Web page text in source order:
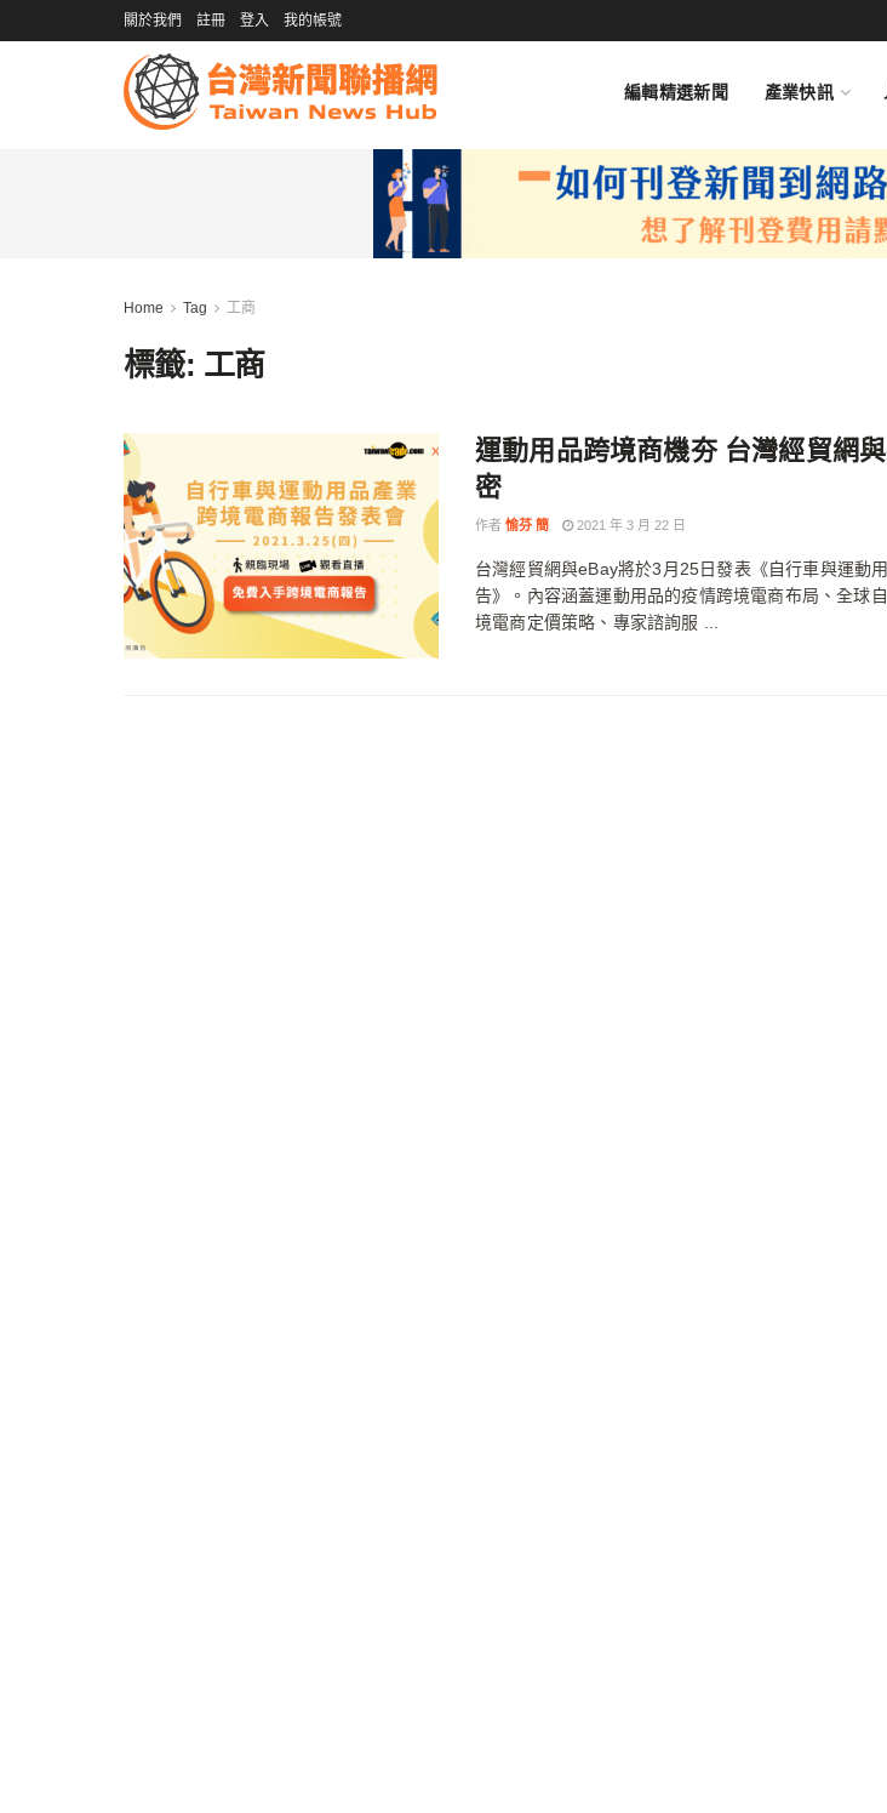
關於我們 註冊 登入 我的帳號
編輯精選新聞 產業快訊
Home Tag 工商
標籤: 工商
運動用品跨境商機夯 台灣經貿網
密
作者 愉芬 簡 2021 年 3 月 22 日
台灣經貿網與eBay將於3月25日發表《自行車與運動
告》。內容涵蓋運動用品的疫情跨境電商布局、全球
境電商定價策略、專家諮詢服 ...